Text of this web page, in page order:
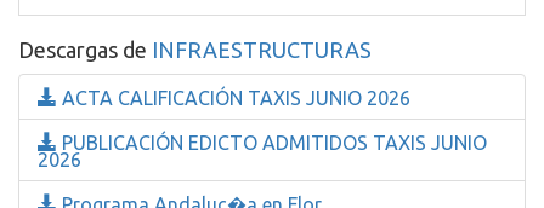
Descargas de INFRAESTRUCTURAS
ACTA CALIFICACIÓN TAXIS JUNIO 2026
PUBLICACIÓN EDICTO ADMITIDOS TAXIS JUNIO
2026